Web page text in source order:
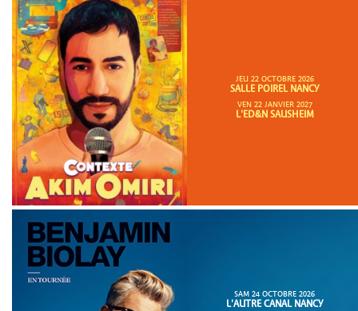
JEU 22 OCTOBRE 2026
SALLE POIREL NANCY
VEN 22 JANVIER 2027
L'ED&N SAUSHEIM
SAM 24 OCTOBRE 2026
L'AUTRE CANAL NANCY